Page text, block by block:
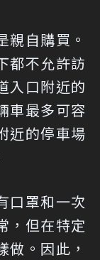
親自購買。
都不允許訪
入口附近的
車最多可容
近的停車場
口罩和一次
，但在特定
。因此，